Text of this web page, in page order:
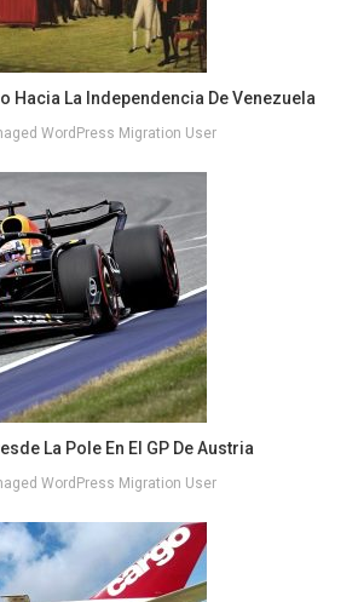
Hacia La Independencia De Venezuela
WordPress Migration User
La Pole En El GP De Austria
WordPress Migration User